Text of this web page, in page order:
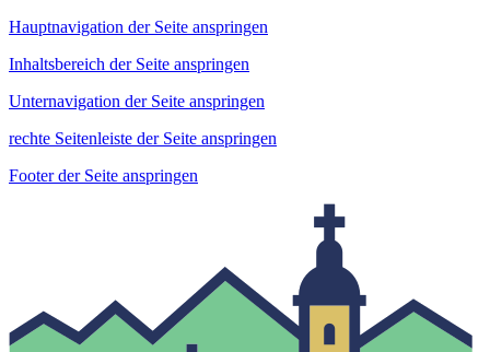
Hauptnavigation der Seite anspringen
Inhaltsbereich der Seite anspringen
Unternavigation der Seite anspringen
rechte Seitenleiste der Seite anspringen
Footer der Seite anspringen